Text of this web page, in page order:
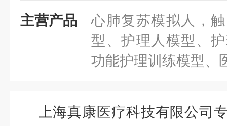
主营产品
心肺复苏模拟人，
型、护理人模型、
功能护理训练模型、
上海真康医疗科技有限公司